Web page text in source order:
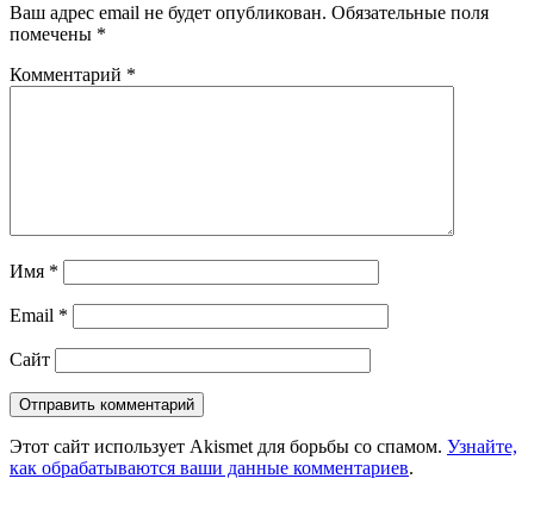
Ваш адрес email не будет опубликован. Обязательные поля
помечены *
Комментарий *
Имя *
Email *
Сайт
Этот сайт использует Akismet для борьбы со спамом. Узнайте,
как обрабатываются ваши данные комментариев.